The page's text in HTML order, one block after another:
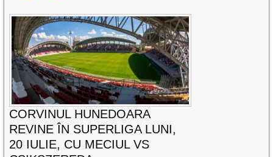
CORVINUL HUNEDOARA
REVINE ÎN SUPERLIGA LUNI,
20 IULIE, CU MECIUL VS